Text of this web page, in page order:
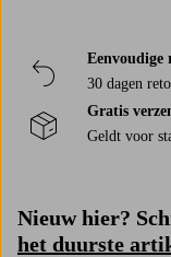
Eenvoudige
30 dagen
Gratis
Geldt voor
Nieuw hier?
het duurste